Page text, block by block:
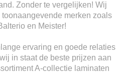
Zonder te vergelijken! Wij
merken zoals
en Meister!
ervaring en goede relaties
in staat de beste prijzen aan
A-collectie laminaten